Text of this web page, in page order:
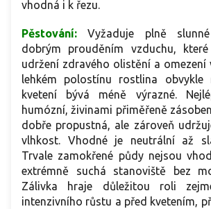
vhodná i k řezu.
Pěstování:Vyžaduje plně
dobrým prouděním vzduchu,
udržení zdravého olistění a omezení
lehkém polostínu rostlina
kvetení bývá méně výrazné.
humózní, živinami přiměřeně
dobře propustná, ale zároveň
vlhkost. Vhodné je neutrální až
Trvale zamokřené půdy nejsou
extrémně suchá stanoviště bez
Zálivka hraje důležitou roli
intenzivního růstu a před kvetením,